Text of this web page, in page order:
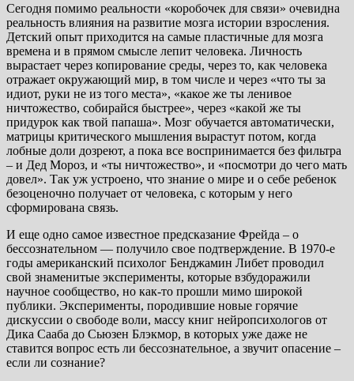
Сегодня помимо реальности «коробочек для связи» очевидна
реальность влияния на развитие мозга истории взросления.
Детский опыт приходится на самые пластичные для мозга
времена и в прямом смысле лепит человека. Личность
вырастает через копирование среды, через то, как человека
отражает окружающий мир, в том числе и через «что ты за
идиот, руки не из того места», «какое же ты ленивое
ничтожество, собирайся быстрее», через «какой же ты
придурок как твой папаша». Мозг обучается автоматически,
матрицы критического мышления вырастут потом, когда
лобные доли дозреют, а пока все воспринимается без фильтра
– и Дед Мороз, и «ты ничтожество», и «посмотри до чего мать
довел». Так уж устроено, что знание о мире и о себе ребенок
безоценочно получает от человека, с которым у него
сформирована связь.
И еще одно самое известное предсказание Фрейда – о
бессознательном — получило свое подтверждение. В 1970-е
годы американский психолог Бенджамин Либет проводил
свой знаменитые эксперименты, которые взбудоражили
научное сообщество, но как-то прошли мимо широкой
публики. Эксперименты, породившие новые горячие
дискуссии о свободе воли, массу книг нейропсихологов от
Дика Сааба до Сьюзен Блэкмор, в которых уже даже не
ставится вопрос есть ли бессознательное, а звучит опасение –
если ли сознание?